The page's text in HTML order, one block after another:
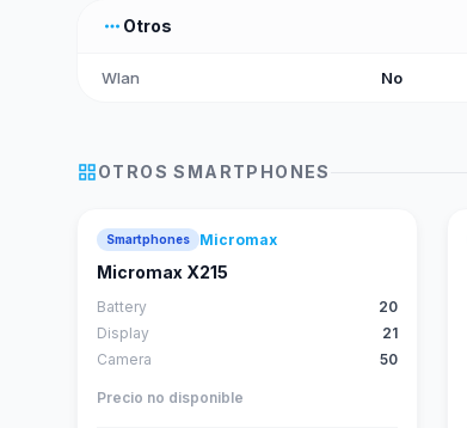
more_horiz Otros
Wlan No
grid_viewOTROSSMARTPHONES
Smartphones Micromax
Micromax X215
Battery
20
Display
21
Camera
50
Precio no disponible